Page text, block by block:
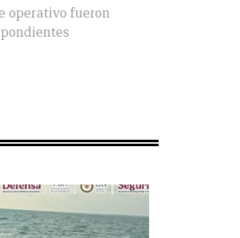
operativo fueron